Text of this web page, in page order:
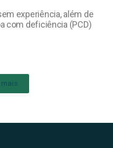
experiência, além de
com deficiência (PCD)